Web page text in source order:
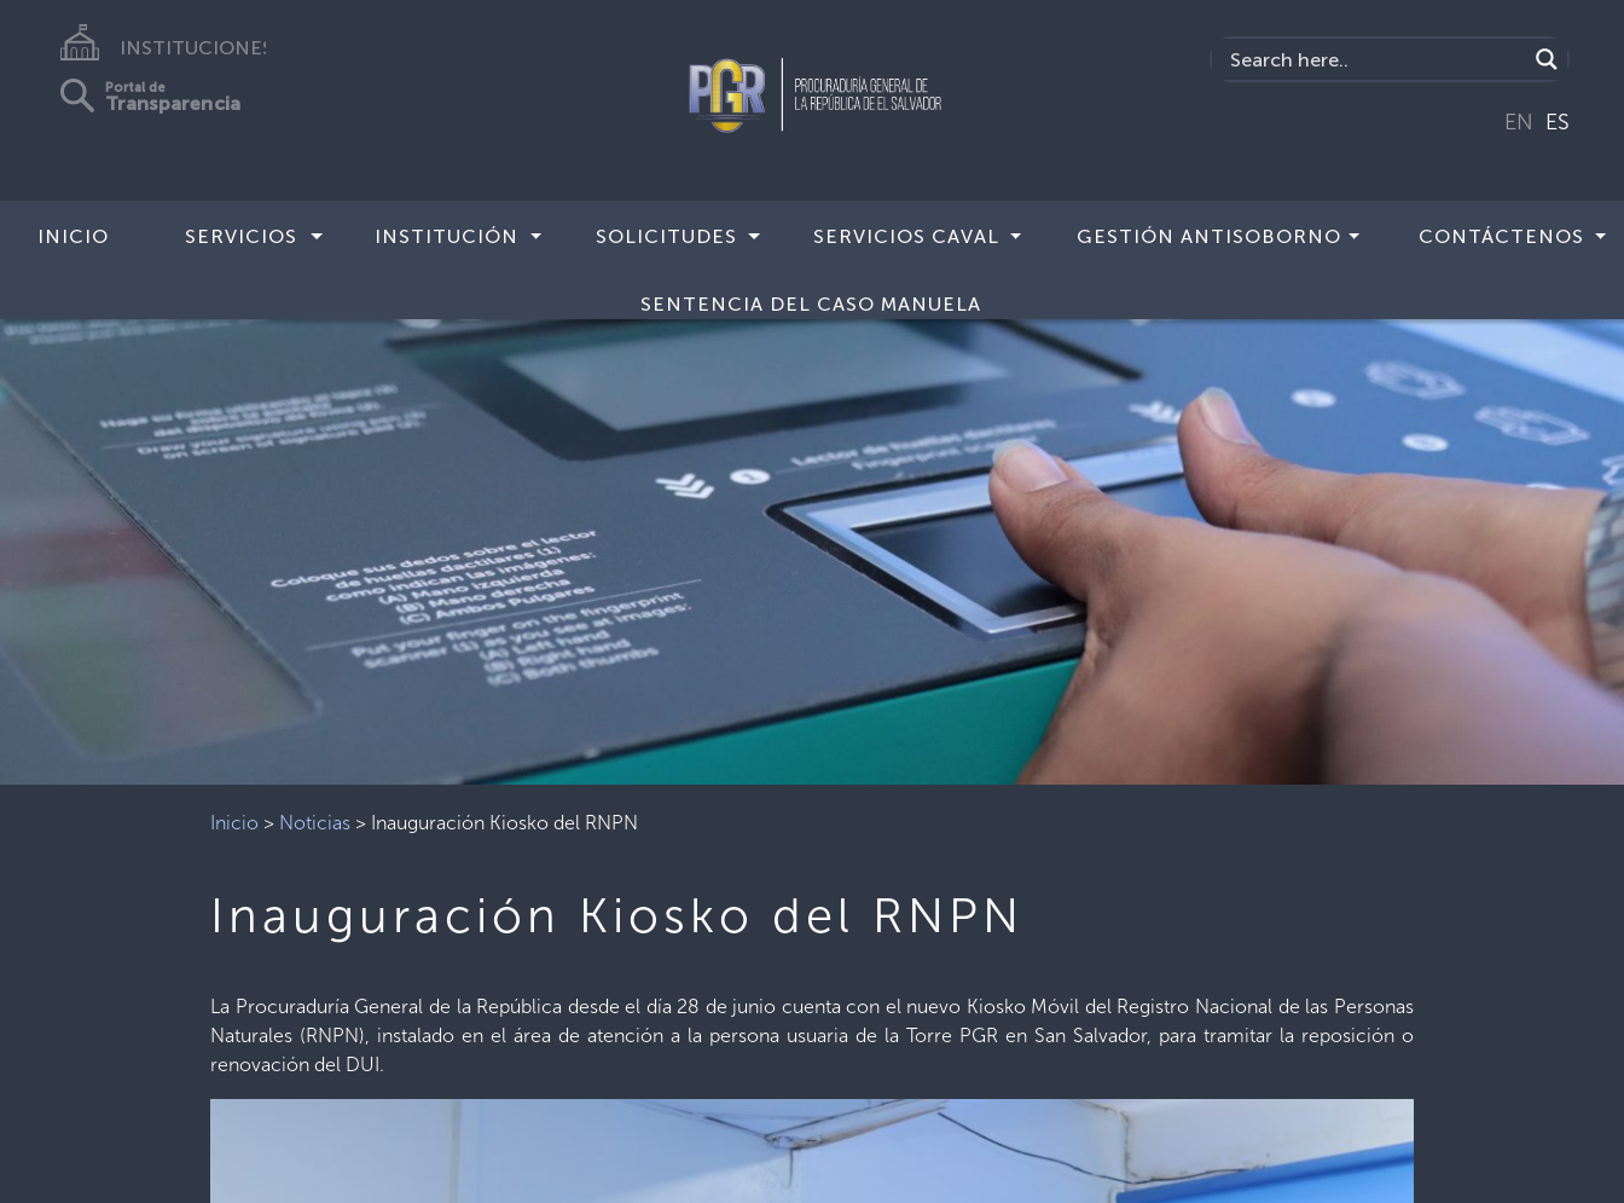
INSTITUCIONES
Portal de
Transparencia
EN ES
INICIO SERVICIOS INSTITUCIÓN SOLICITUDES SERVICIOS CAVAL GESTIÓN ANTISOBORNO CONTÁCTENOS
SENTENCIA DEL CASO MANUELA
Inicio > Noticias > Inauguración Kiosko del RNPN
Inauguración Kiosko del RNPN
La Procuraduría General de la República desde el día 28 de junio cuenta con el nuevo Kiosko Móvil del Registro Nacional de las Personas
Naturales (RNPN), instalado en el área de atención a la persona usuaria de la Torre PGR en San Salvador, para tramitar la reposición o
renovación del DUI.